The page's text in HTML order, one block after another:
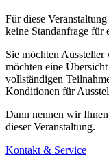
Für diese
keine Standanfrage für
Sie möchten
möchten eine
vollständigen
Konditionen für
Dann nennen wir
dieser Veranstaltung.
Kontakt & Service